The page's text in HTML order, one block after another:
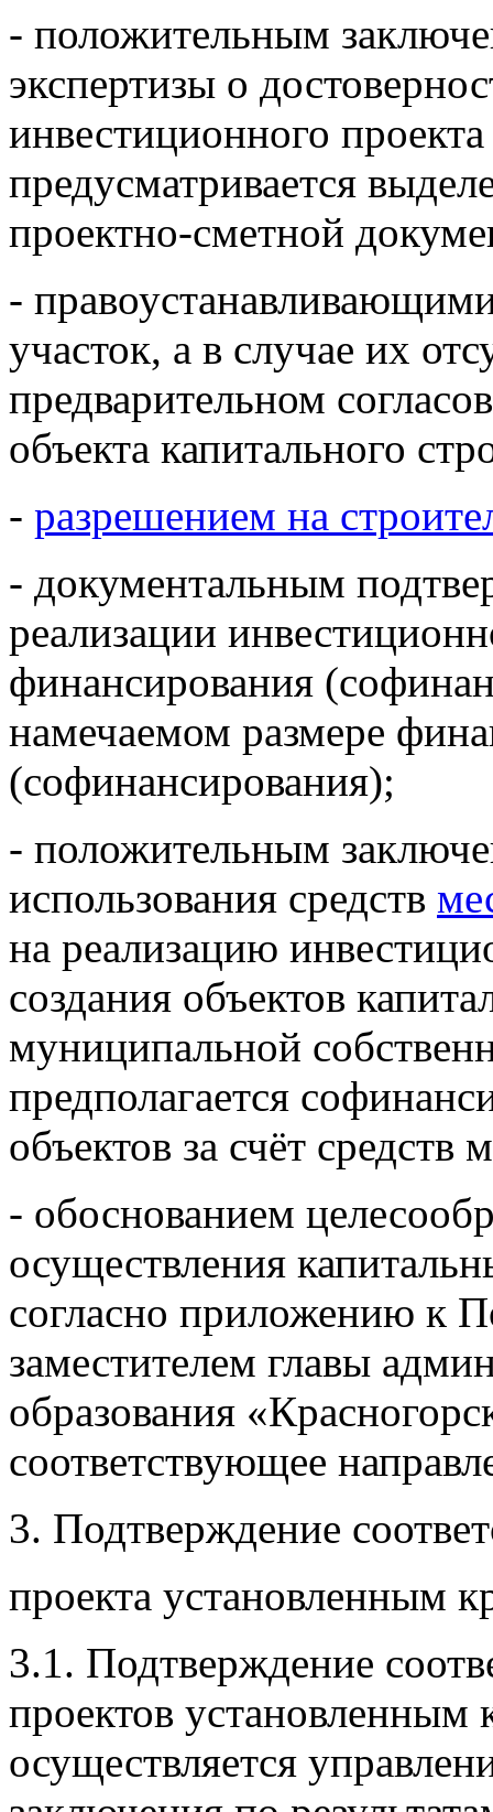
- положительным
экспертизы о
инвестиционного
предусматривается
проектно-сметной
-
участок, а в случае их
предварительном
объекта капитального
- разрешением на
- документальным
реализации
финансирования
намечаемом размере
(софинансирования);
- положительным
использования средств
на реализацию
создания объектов
муниципальной
предполагается
объектов за счёт
- обоснованием
осуществления
согласно приложению к
заместителем главы
образования
соответствующее
3. Подтверждение
проекта установленным
3.1. Подтверждение
проектов установленным
осуществляется